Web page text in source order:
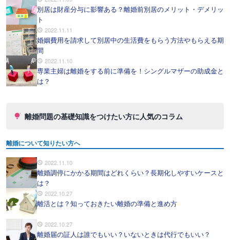
別居は財産分与に影響ある？離婚前別居のメリット・デメリッ
ト
2022.11.11
婚姻費用を請求して別居中の生活費をもらう方法やもらえる期
間
2022.11.10
専業主婦は離婚をする前に準備を！シングルマザーの助成金と
は？
離婚問題の基礎知識をつけたい方に人気のコラム
離婚について知りたい方へ
2022.11.10
離婚調停にかかる期間はどれくらい？長期化しやすいケースと
は？
2022.10.27
離活とは？知っておきたい離婚の準備と進め方
2022.10.27
離婚届の証人は誰でもいい？いないときは代行でもいい？